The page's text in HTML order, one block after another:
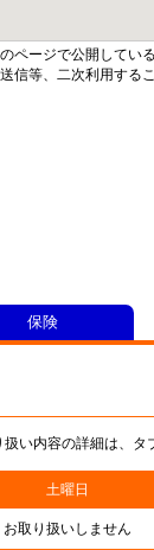
ページで公開して
信等、二次利用する
い内容の詳細は、タ
土曜日
お取り扱いしません
保険